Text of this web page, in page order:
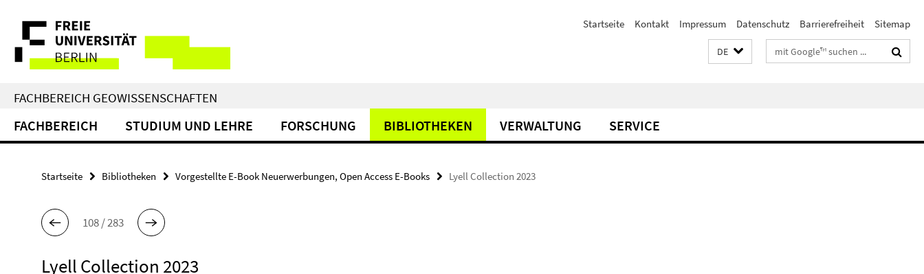
direkt
Inhalt
Service-
Navigation
Startseite Kontakt Impressum Datenschutz Barrierefreiheit Sitemap
DE Suchbegriffe
FACHBEREICH GEOWISSENSCHAFTEN
FACHBEREICH STUDIUM UND LEHRE FORSCHUNG BIBLIOTHEKEN VERWALTUNG SERVICE
Startseite Bibliotheken Vorgestellte E-Book Neuerwerbungen, Open Access E-Books Lyell Collection 2023
108 / 283
Lyell Collection 2023